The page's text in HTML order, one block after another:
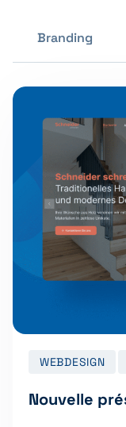
Branding
WEBDESIGN